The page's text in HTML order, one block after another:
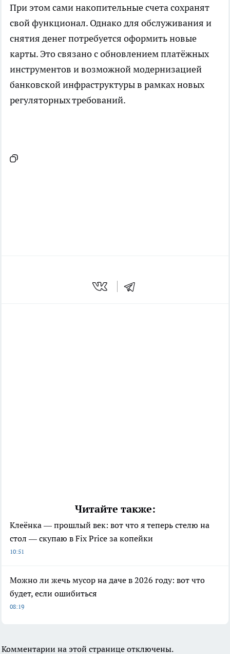
При этом сами накопительные счета сохранят
свой функционал. Однако для обслуживания и
снятия денег потребуется оформить новые
карты. Это связано с обновлением платёжных
инструментов и возможной модернизацией
банковской инфраструктуры в рамках новых
регуляторных требований.
Читайте также:
Клеёнка — прошлый век: вот что я теперь стелю на
стол — скупаю в Fix Price за копейки
10:51
Можно ли жечь мусор на даче в 2026 году: вот что
будет, если ошибиться
08:19
Комментарии на этой странице отключены.